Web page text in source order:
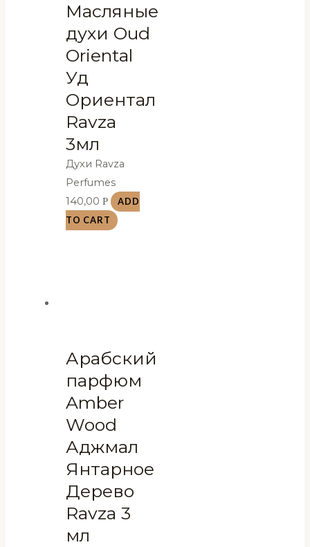
Масляные
духи Oud
Oriental
Уд
Ориентал
Ravza
3мл
Духи Ravza
Perfumes
140,00Р
ADD
TO CART
Арабский
парфюм
Amber
Wood
Аджмал
Янтарное
Дерево
Ravza 3
мл